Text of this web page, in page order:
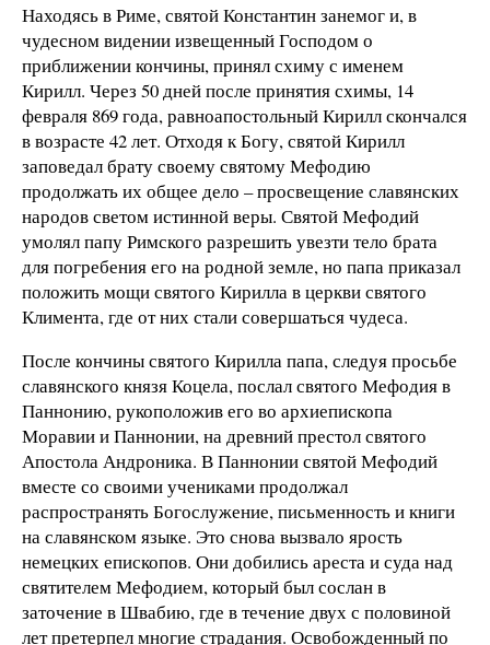
Находясь в Риме, святой Константин занемог и, в
чудесном видении извещенный Господом о
приближении кончины, принял схиму с именем
Кирилл. Через 50 дней после принятия схимы, 14
февраля 869 года, равноапостольный Кирилл скончался
в возрасте 42 лет. Отходя к Богу, святой Кирилл
заповедал брату своему святому Мефодию
продолжать их общее дело – просвещение славянских
народов светом истинной веры. Святой Мефодий
умолял папу Римского разрешить увезти тело брата
для погребения его на родной земле, но папа приказал
положить мощи святого Кирилла в церкви святого
Климента, где от них стали совершаться чудеса.
После кончины святого Кирилла папа, следуя просьбе
славянского князя Коцела, послал святого Мефодия в
Паннонию, рукоположив его во архиепископа
Моравии и Паннонии, на древний престол святого
Апостола Андроника. В Паннонии святой Мефодий
вместе со своими учениками продолжал
распространять Богослужение, письменность и книги
на славянском языке. Это снова вызвало ярость
немецких епископов. Они добились ареста и суда над
святителем Мефодием, который был сослан в
заточение в Швабию, где в течение двух с половиной
лет претерпел многие страдания. Освобожденный по